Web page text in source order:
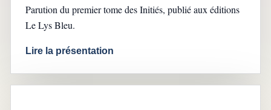
Parution du premier tome des Initiés, publié aux éditions
Le Lys Bleu.
Lire la présentation